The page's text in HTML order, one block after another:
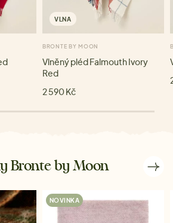
VLNA
BRONTE BY MOON
Vlněný pléd Falmouth Ivory
Red
2 590 Kč
Bronte by Moon
NOVINKA